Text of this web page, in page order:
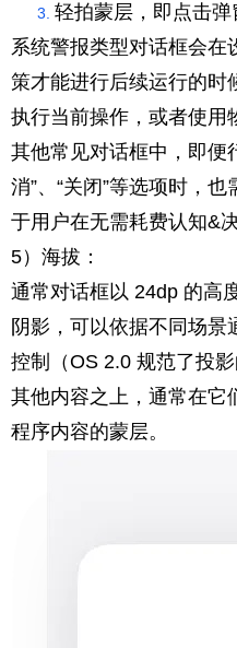
轻拍蒙层，即点击弹
系统警报类型对话框会在
策才能进行后续运行的时
执行当前操作，或者使用
其他常见对话框中，即便
消”、“关闭”等选项时，
于用户在无需耗费认知&
5）海拔：
通常对话框以 24dp 的高
阴影，可以依据不同场
控制（OS 2.0 规范了投
其他内容之上，通常在它
程序内容的蒙层。